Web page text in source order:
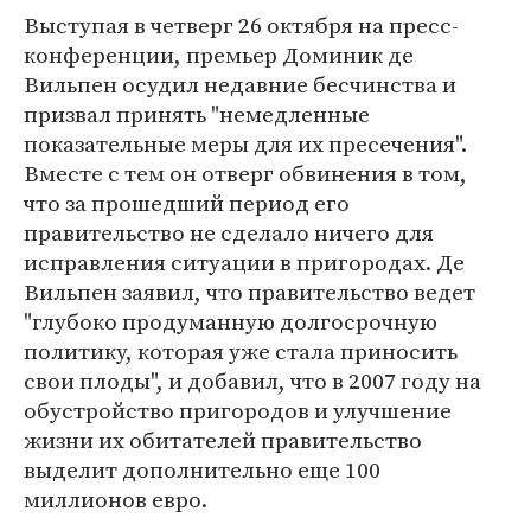
Выступая в четверг 26 октября на пресс-
конференции, премьер Доминик де
Вильпен осудил недавние бесчинства и
призвал принять "немедленные
показательные меры для их пресечения".
Вместе с тем он отверг обвинения в том,
что за прошедший период его
правительство не сделало ничего для
исправления ситуации в пригородах. Де
Вильпен заявил, что правительство ведет
"глубоко продуманную долгосрочную
политику, которая уже стала приносить
свои плоды", и добавил, что в 2007 году на
обустройство пригородов и улучшение
жизни их обитателей правительство
выделит дополнительно еще 100
миллионов евро.